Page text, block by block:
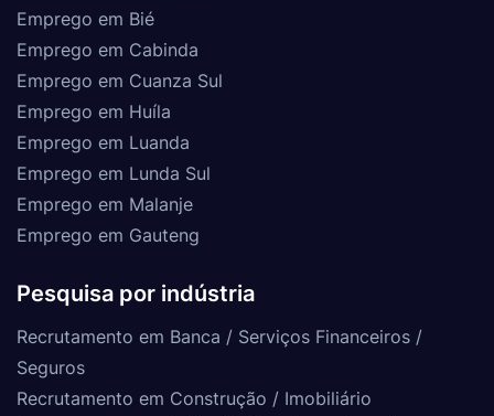
Emprego em Bié
Emprego em Cabinda
Emprego em Cuanza Sul
Emprego em Huíla
Emprego em Luanda
Emprego em Lunda Sul
Emprego em Malanje
Emprego em Gauteng
Pesquisa por indústria
Recrutamento em Banca / Serviços Financeiros /
Seguros
Recrutamento em Construção / Imobiliário